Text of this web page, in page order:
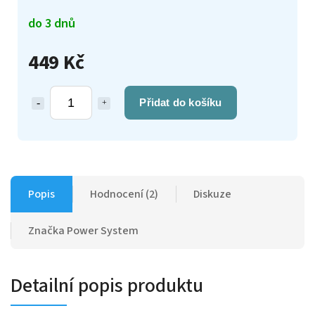
449 Kč
Přidat do košíku
do 3 dnů
Popis Hodnocení (2) Diskuze
Značka Power System
Detailní popis produktu